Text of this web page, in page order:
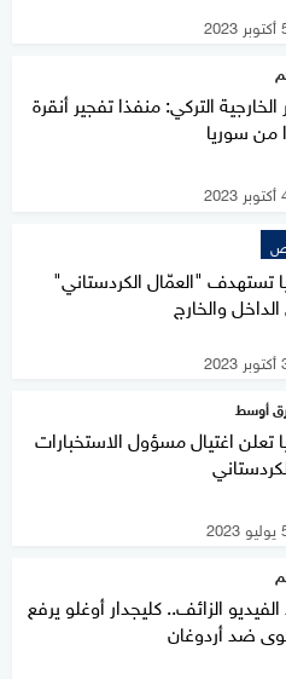
2023
الخارجية التركي: منفذا تفجير أنقرة
من سوريا
2023
تستهدف "العمّال الكردستاني"
والخارج
2023
أوسط
تعلن اغتيال مسؤول الاستخبارات
الزائف.. كليجدار أوغلو يرفع
ضد أردوغان